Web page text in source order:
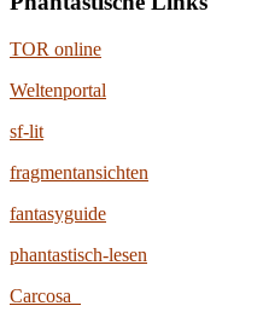
TOR online
Weltenportal
sf-lit
fragmentansichten
fantasyguide
phantastisch-lesen
Carcosa